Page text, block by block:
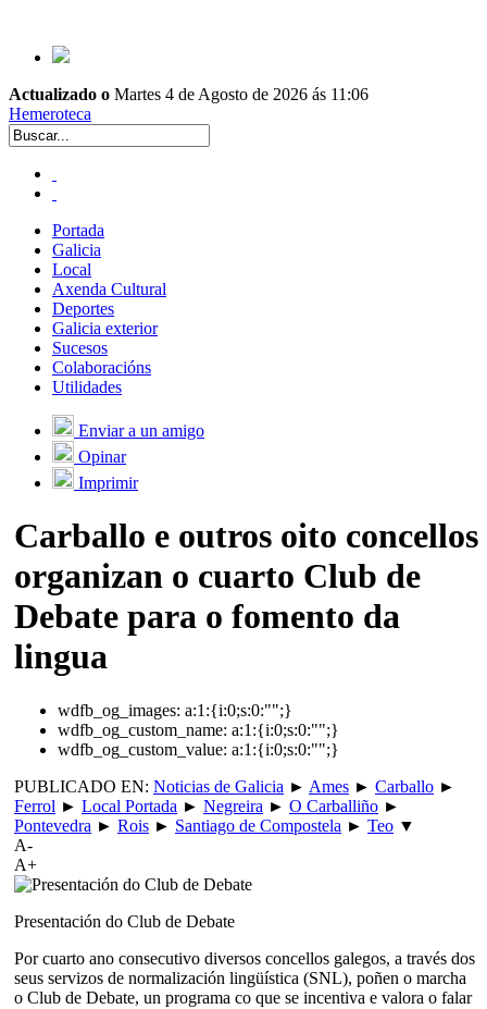
Actualizado o Martes 4 de Agosto de 2026 ás 11:06
Hemeroteca
Portada
Galicia
Local
Axenda Cultural
Deportes
Galicia exterior
Sucesos
Colaboracións
Utilidades
Enviar a un amigo
Opinar
Imprimir
Carballo e outros oito concellos
organizan o cuarto Club de
Debate para o fomento da
lingua
wdfb_og_images: a:1:{i:0;s:0:"";}
wdfb_og_custom_name: a:1:{i:0;s:0:"";}
wdfb_og_custom_value: a:1:{i:0;s:0:"";}
PUBLICADO EN: Noticias de Galicia ► Ames ► Carballo ►
Ferrol ► Local Portada ► Negreira ► O Carballiño ►
Pontevedra ► Rois ► Santiago de Compostela ► Teo ▼
A-
A+
Presentación do Club de Debate
Por cuarto ano consecutivo diversos concellos galegos, a través dos
seus servizos de normalización lingüística (SNL), poñen o marcha
o Club de Debate, un programa co que se incentiva e valora o falar